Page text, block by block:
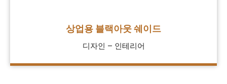
상업용 블랙아웃 쉐이드
디자인 – 인테리어